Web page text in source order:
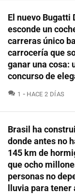
El nuevo Bugatti
esconde un
carreras único
carrocería que
ganar una cosa:
concurso de
1 COMENTARIOS
HACE 2 DÍAS
Brasil ha
donde antes no
145 km de
que ocho
personas no
lluvia para tener